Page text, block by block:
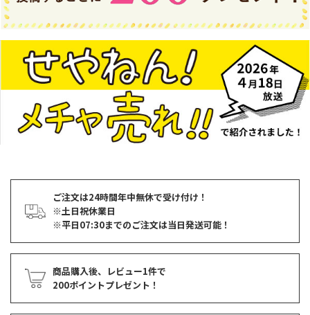
ご注文は24時間年中無休で受け付け！
※土日祝休業日
※平日07:30までのご注文は当日発送可能！
商品購入後、レビュー1件で
200ポイントプレゼント！